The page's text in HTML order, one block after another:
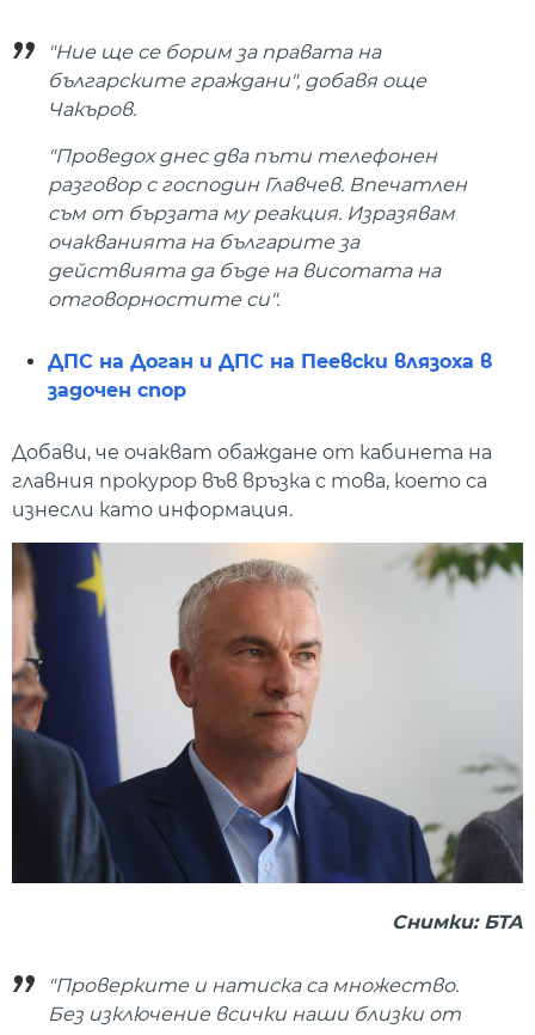
"Ние ще се борим за правата на
българските граждани", добавя още
Чакъров.
"Проведох днес два пъти телефонен
разговор с господин Главчев. Впечатлен
съм от бързата му реакция. Изразявам
очакванията на българите за
действията да бъде на висотата на
отговорностите си".
ДПС на Доган и ДПС на Пеевски влязоха в
задочен спор
Добави, че очакват обаждане от кабинета на
главния прокурор във връзка с това, което са
изнесли като информация.
Снимки: БТА
"Проверките и натиска са множество.
Без изключение всички наши близки от